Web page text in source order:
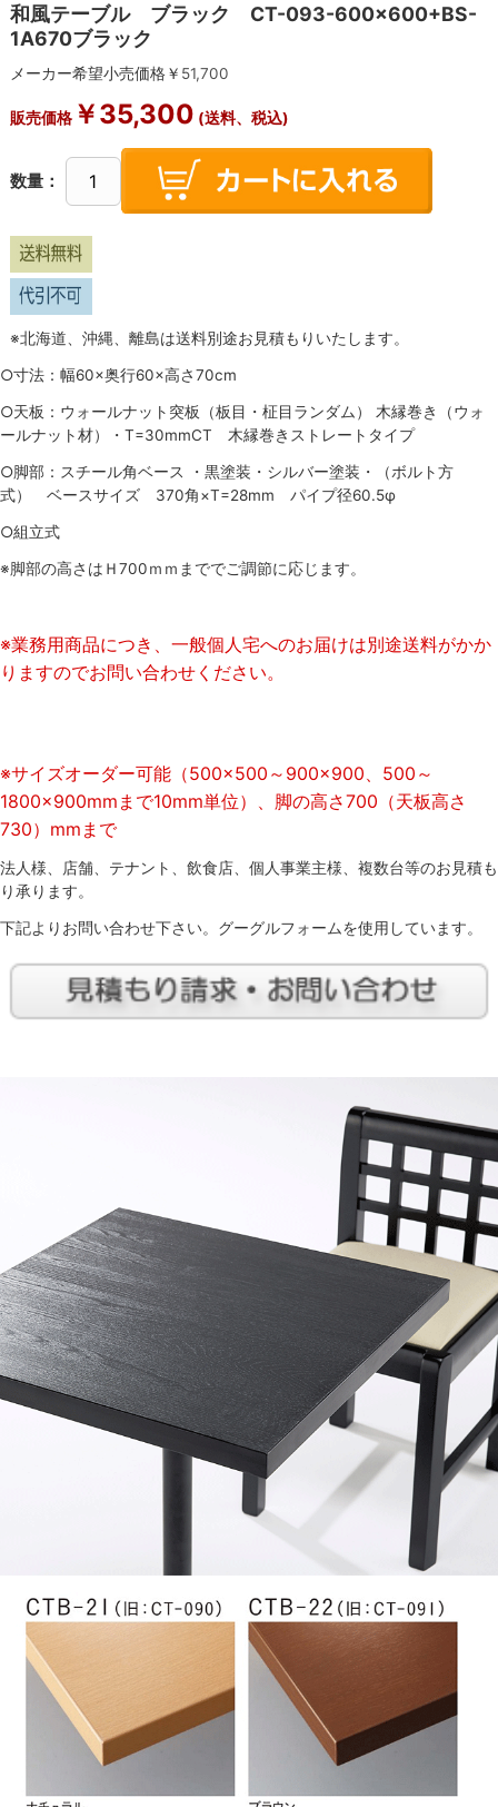
和風テーブル ブラック CT-093-600×600+BS-
1A670ブラック
メーカー希望小売価格￥ 51,700
販売価格￥35,300 (送料、税込)
数量：
※北海道、沖縄、離島は送料別途お見積もりいたします。
○寸法：幅60×奥行60×高さ70cm
○天板：ウォールナット突板（板目・柾目ランダム） 木縁巻き（ウォ
ールナット材）・T=30mmCT 木縁巻きストレートタイプ
○脚部：スチール角ベース ・黒塗装・シルバー塗装・（ボルト方
式） ベースサイズ 370角×T=28mm パイプ径60.5φ
○組立式
※脚部の高さはＨ700ｍｍまででご調節に応じます。
※業務用商品につき、一般個人宅へのお届けは別途送料がかか
りますのでお問い合わせください。
※サイズオーダー可能（500×500～900×900、500～
1800×900mmまで10mm単位）、脚の高さ700（天板高さ
730）mmまで
法人様、店舗、テナント、飲食店、個人事業主様、複数台等のお見積も
り承ります。
下記よりお問い合わせ下さい。グーグルフォームを使用しています。